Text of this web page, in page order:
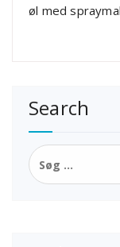
øl med
Search
Søg
efter: